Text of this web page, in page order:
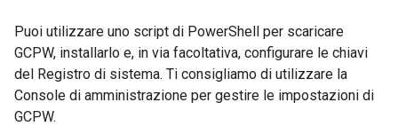
Puoi utilizzare uno script di PowerShell per scaricare
GCPW, installarlo e, in via facoltativa, configurare le chiavi
del Registro di sistema. Ti consigliamo di utilizzare la
Console di amministrazione per gestire le impostazioni di
GCPW.